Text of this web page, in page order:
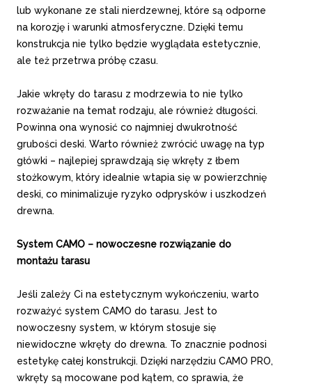
lub wykonane ze stali nierdzewnej, które są odporne
na korozję i warunki atmosferyczne. Dzięki temu
konstrukcja nie tylko będzie wyglądała estetycznie,
ale też przetrwa próbę czasu.
Jakie wkręty do tarasu z modrzewia to nie tylko
rozważanie na temat rodzaju, ale również długości.
Powinna ona wynosić co najmniej dwukrotność
grubości deski. Warto również zwrócić uwagę na typ
główki – najlepiej sprawdzają się wkręty z łbem
stożkowym, który idealnie wtapia się w powierzchnię
deski, co minimalizuje ryzyko odprysków i uszkodzeń
drewna.
System CAMO – nowoczesne rozwiązanie do
montażu tarasu
Jeśli zależy Ci na estetycznym wykończeniu, warto
rozważyć system CAMO do tarasu. Jest to
nowoczesny system, w którym stosuje się
niewidoczne wkręty do drewna. To znacznie podnosi
estetykę całej konstrukcji. Dzięki narzędziu CAMO PRO,
wkręty są mocowane pod kątem, co sprawia, że